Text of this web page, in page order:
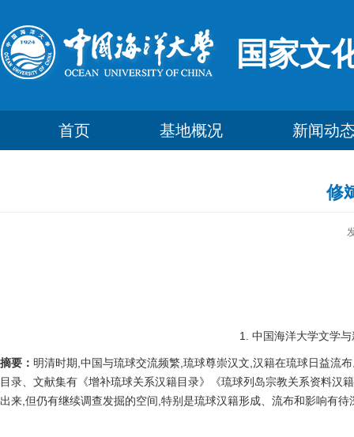
国家文
首页 基地概况 新闻动
修
1. 中国海洋大学文学
摘要： 明清时期,中国与琉球交流频繁,琉球尊崇汉文,汉籍在琉球日益流
目录、文献集有《增补琉球关系汉籍目录》《琉球列岛宗教关系资料
出来,但仍有继续调查发掘的空间,特别是琉球汉籍形成、流布和影响有待